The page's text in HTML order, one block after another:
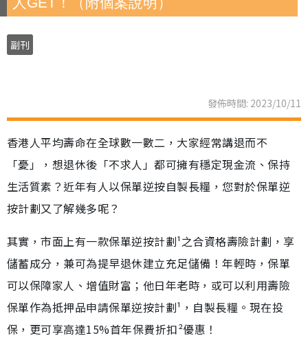
副刊
發佈時間: 2023/10/11
香港人平均壽命在全球數一數二，大家經常講退而不
「憂」，想退休後「不求人」都可擁有穩定現金流、保持
生活質素？近年有人以保單逆按自製長糧，您對於保單逆
按計劃又了解幾多呢？
其實，市面上有一款保單逆按計劃¹之合資格壽險計劃，享
儲蓄成分，兼可為提早退休建立充足儲備！年輕時，保單
可以保障家人、增值財富；他日年老時，或可以利用壽險
保單作為抵押品申請保單逆按計劃¹，自製長糧。現在投
保，更可享高達15%首年保費折扣²優惠！